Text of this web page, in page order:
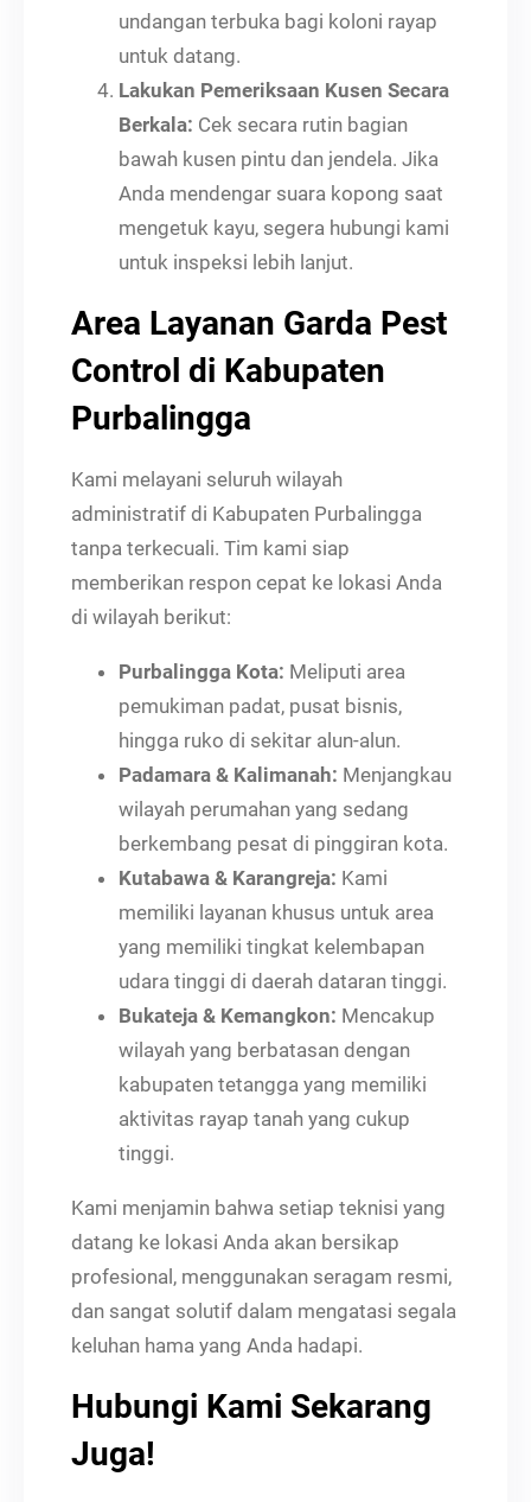
undangan terbuka bagi koloni rayap
untuk datang.
Lakukan Pemeriksaan Kusen Secara
Berkala: Cek secara rutin bagian
bawah kusen pintu dan jendela. Jika
Anda mendengar suara kopong saat
mengetuk kayu, segera hubungi kami
untuk inspeksi lebih lanjut.
Area Layanan Garda Pest
Control di Kabupaten
Purbalingga
Kami melayani seluruh wilayah
administratif di Kabupaten Purbalingga
tanpa terkecuali. Tim kami siap
memberikan respon cepat ke lokasi Anda
di wilayah berikut:
Purbalingga Kota: Meliputi area
pemukiman padat, pusat bisnis,
hingga ruko di sekitar alun-alun.
Padamara & Kalimanah: Menjangkau
wilayah perumahan yang sedang
berkembang pesat di pinggiran kota.
Kutabawa & Karangreja: Kami
memiliki layanan khusus untuk area
yang memiliki tingkat kelembapan
udara tinggi di daerah dataran tinggi.
Bukateja & Kemangkon: Mencakup
wilayah yang berbatasan dengan
kabupaten tetangga yang memiliki
aktivitas rayap tanah yang cukup
tinggi.
Kami menjamin bahwa setiap teknisi yang
datang ke lokasi Anda akan bersikap
profesional, menggunakan seragam resmi,
dan sangat solutif dalam mengatasi segala
keluhan hama yang Anda hadapi.
Hubungi Kami Sekarang
Juga!